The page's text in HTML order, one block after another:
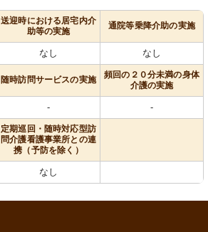
送迎時における居宅内介
助等の実施
通院等乗降介助の実施
なし なし
随時訪問サービスの実施
頻回の２０分未満の身体
介護の実施
- -
定期巡回・随時対応型訪
問介護看護事業所との連
携（予防を除く）
なし